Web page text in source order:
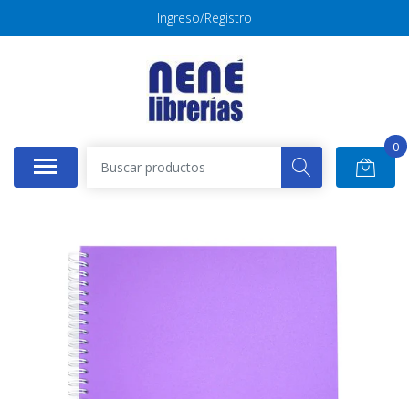
Ingreso/Registro
0